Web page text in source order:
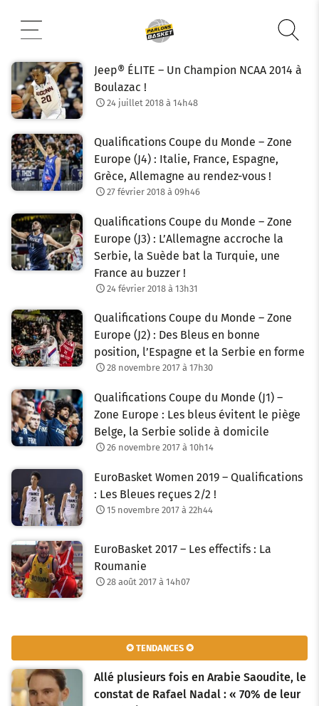
contenu
Jeep® ÉLITE – Un Champion NCAA 2014 à
Boulazac !
24 juillet 2018 à 14h48
Qualifications Coupe du Monde – Zone
Europe (J4) : Italie, France, Espagne,
Grèce, Allemagne au rendez-vous !
27 février 2018 à 09h46
Qualifications Coupe du Monde – Zone
Europe (J3) : L’Allemagne accroche la
Serbie, la Suède bat la Turquie, une
France au buzzer !
24 février 2018 à 13h31
Qualifications Coupe du Monde – Zone
Europe (J2) : Des Bleus en bonne
position, l’Espagne et la Serbie en forme
28 novembre 2017 à 17h30
Qualifications Coupe du Monde (J1) –
Zone Europe : Les bleus évitent le piège
Belge, la Serbie solide à domicile
26 novembre 2017 à 10h14
EuroBasket Women 2019 – Qualifications
: Les Bleues reçues 2/2 !
15 novembre 2017 à 22h44
EuroBasket 2017 – Les effectifs : La
Roumanie
28 août 2017 à 14h07
✪ TENDANCES ✪
Allé plusieurs fois en Arabie Saoudite, le
constat de Rafael Nadal : « 70% de leur